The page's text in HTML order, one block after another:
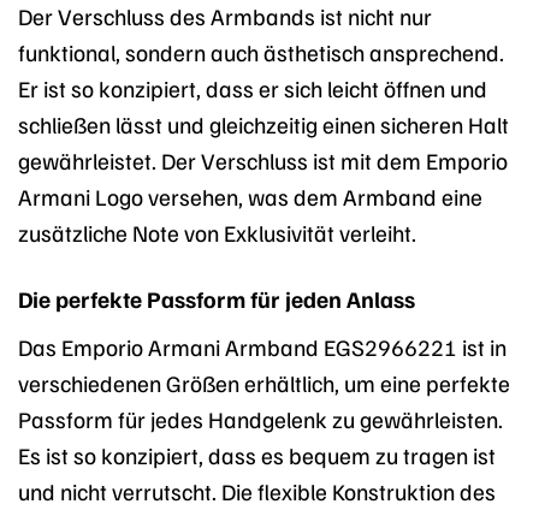
Der Verschluss des Armbands ist nicht nur
funktional, sondern auch ästhetisch ansprechend.
Er ist so konzipiert, dass er sich leicht öffnen und
schließen lässt und gleichzeitig einen sicheren Halt
gewährleistet. Der Verschluss ist mit dem Emporio
Armani Logo versehen, was dem Armband eine
zusätzliche Note von Exklusivität verleiht.
Die perfekte Passform für jeden Anlass
Das Emporio Armani Armband EGS2966221 ist in
verschiedenen Größen erhältlich, um eine perfekte
Passform für jedes Handgelenk zu gewährleisten.
Es ist so konzipiert, dass es bequem zu tragen ist
und nicht verrutscht. Die flexible Konstruktion des